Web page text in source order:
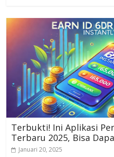
Terbukti! Ini Aplikasi
Terbaru 2025, Bisa
Januari 20, 2025